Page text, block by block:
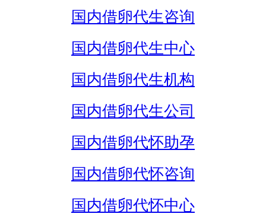
国内借卵代生咨询
国内借卵代生中心
国内借卵代生机构
国内借卵代生公司
国内借卵代怀助孕
国内借卵代怀咨询
国内借卵代怀中心